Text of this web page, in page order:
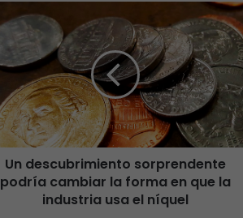
Un descubrimiento sorprendente
podría cambiar la forma en que la
industria usa el níquel